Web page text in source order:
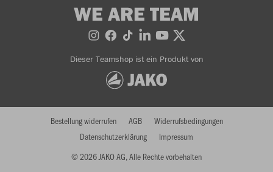
WE ARE TEAM
Dieser Teamshop ist ein Produkt von
© 2026 JAKO AG, Alle Rechte vorbehalten
Bestellung widerrufen AGB
Widerrufsbedingungen
Datenschutzerklärung
Impressum